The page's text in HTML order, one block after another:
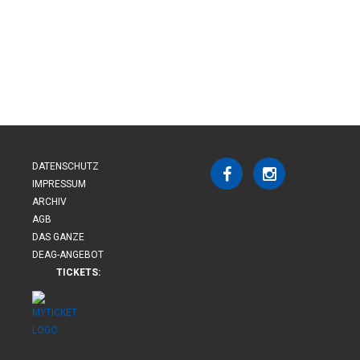
DATENSCHUTZ
IMPRESSUM
ARCHIV
AGB
DAS GANZE
DEAG-ANGEBOT
TICKETS: